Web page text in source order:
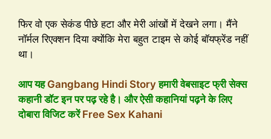
फिर वो एक सेकंड पीछे हटा और मेरी आंखों में देखने लगा। मैंने
नॉर्मल रिएक्शन दिया क्योंकि मेरा बहुत टाइम से कोई बॉयफ्रेंड नहीं
था।
आप यहGangbang Hindi Storyहमारी वेबसाइट फ्री सेक्स
कहानी डॉट इन पर पढ़ रहे है। और ऐसी कहानियां पढ़ने के लिए
दोबारा विजिट करेंFree Sex Kahani